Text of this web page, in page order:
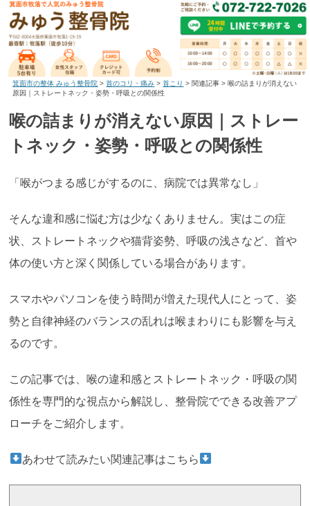
箕面市の整体 みゅう整骨院 >首のコリ・痛み >首こり > 関連記事 >喉の詰まりが消えない
原因｜ストレートネック・姿勢・呼吸との関係性
喉の詰まりが消えない原因｜ストレー
トネック・姿勢・呼吸との関係性
「喉がつまる感じがするのに、病院では異常なし」
そんな違和感に悩む方は少なくありません。実はこの症
状、ストレートネックや猫背姿勢、呼吸の浅さなど、首や
体の使い方と深く関係している場合があります。
スマホやパソコンを使う時間が増えた現代人にとって、姿
勢と自律神経のバランスの乱れは喉まわりにも影響を与え
るのです。
この記事では、喉の違和感とストレートネック・呼吸の関
係性を専門的な視点から解説し、整骨院でできる改善アプ
ローチをご紹介します。
あわせて読みたい関連記事はこちら